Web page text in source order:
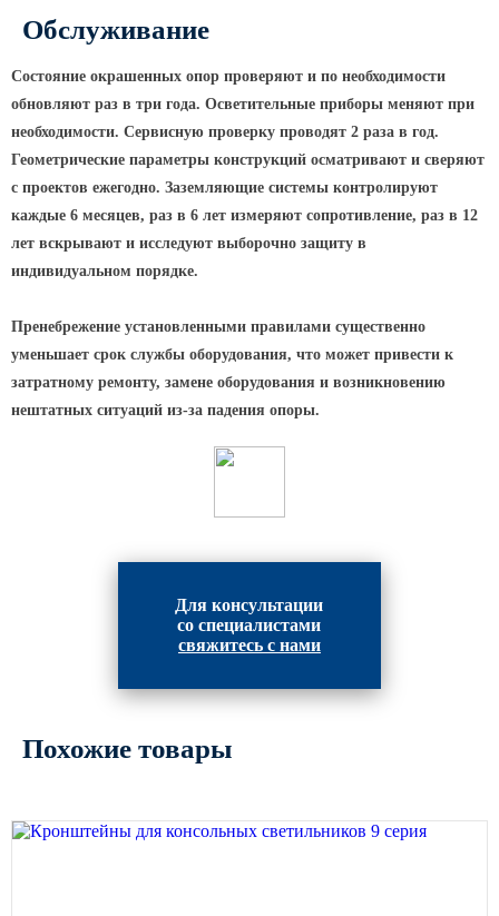
Обслуживание
Состояние окрашенных опор проверяют и по необходимости
обновляют раз в три года. Осветительные приборы меняют при
необходимости. Сервисную проверку проводят 2 раза в год.
Геометрические параметры конструкций осматривают и сверяют
с проектов ежегодно. Заземляющие системы контролируют
каждые 6 месяцев, раз в 6 лет измеряют сопротивление, раз в 12
лет вскрывают и исследуют выборочно защиту в
индивидуальном порядке.
Пренебрежение установленными правилами существенно
уменьшает срок службы оборудования, что может привести к
затратному ремонту, замене оборудования и возникновению
нештатных ситуаций из-за падения опоры.
Для консультации
со специалистами
свяжитесь с нами
Похожие товары